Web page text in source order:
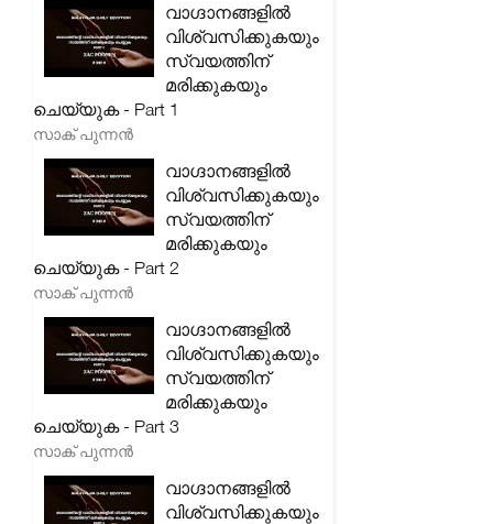
വാഗ്ദാനങ്ങളിൽ
വിശ്വസിക്കുകയും
സ്വയത്തിന്
മരിക്കുകയും
ചെയ്യുക - Part 1
സാക് പുന്നൻ
വാഗ്ദാനങ്ങളിൽ
വിശ്വസിക്കുകയും
സ്വയത്തിന്
മരിക്കുകയും
ചെയ്യുക - Part 2
സാക് പുന്നൻ
വാഗ്ദാനങ്ങളിൽ
വിശ്വസിക്കുകയും
സ്വയത്തിന്
മരിക്കുകയും
ചെയ്യുക - Part 3
സാക് പുന്നൻ
വാഗ്ദാനങ്ങളിൽ
വിശ്വസിക്കുകയും